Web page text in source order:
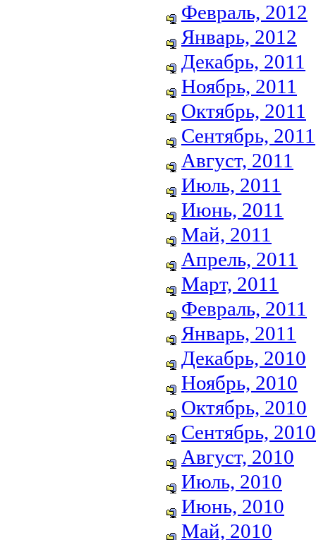
Февраль, 2012
Январь, 2012
Декабрь, 2011
Ноябрь, 2011
Октябрь, 2011
Сентябрь, 2011
Август, 2011
Июль, 2011
Июнь, 2011
Май, 2011
Апрель, 2011
Март, 2011
Февраль, 2011
Январь, 2011
Декабрь, 2010
Ноябрь, 2010
Октябрь, 2010
Сентябрь, 2010
Август, 2010
Июль, 2010
Июнь, 2010
Май, 2010